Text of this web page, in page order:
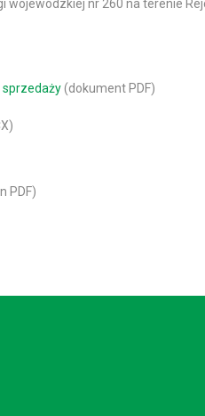
nr 260 na terenie
(dokument PDF)
PDF)